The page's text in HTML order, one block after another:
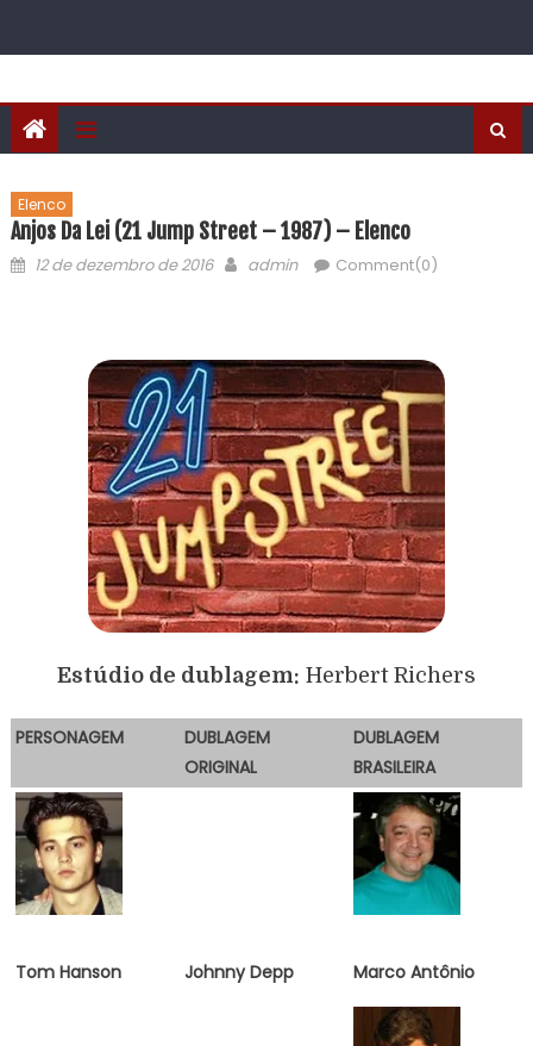
Elenco
Anjos Da Lei (21 Jump Street – 1987) – Elenco
12 de dezembro de 2016 admin Comment(0)
Estúdio de dublagem: Herbert Richers
PERSONAGEM
DUBLAGEM
ORIGINAL
DUBLAGEM
BRASILEIRA
Tom Hanson Johnny Depp Marco Antônio